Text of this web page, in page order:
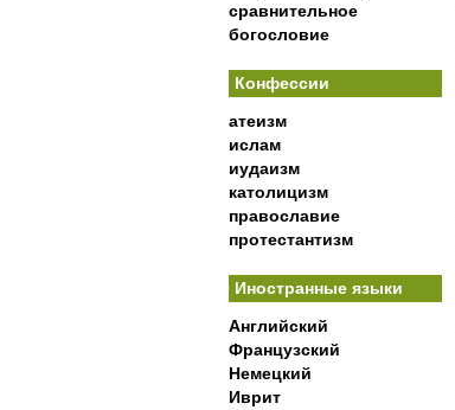
сравнительное
богословие
Конфессии
атеизм
ислам
иудаизм
католицизм
православие
протестантизм
Иностранные языки
Английский
Французский
Немецкий
Иврит